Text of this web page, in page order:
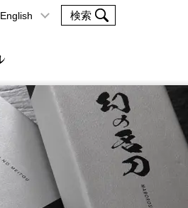
English